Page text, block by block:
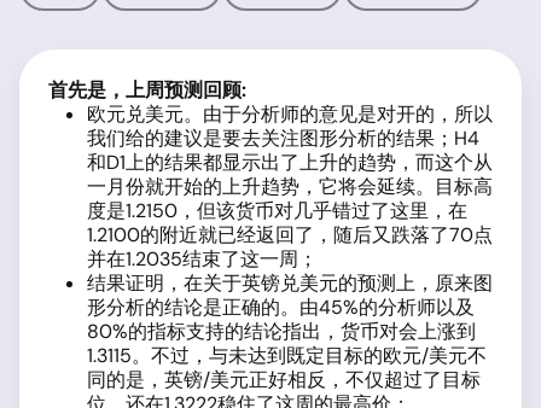
首先是，上周预测回顾:
欧元兑美元。由于分析师的意见是对开的，所以
我们给的建议是要去关注图形分析的结果；H4
和D1上的结果都显示出了上升的趋势，而这个从
一月份就开始的上升趋势，它将会延续。目标高
度是1.2150，但该货币对几乎错过了这里，在
1.2100的附近就已经返回了，随后又跌落了70点
并在1.2035结束了这一周；
结果证明，在关于英镑兑美元的预测上，原来图
形分析的结论是正确的。由45%的分析师以及
80%的指标支持的结论指出，货币对会上涨到
1.3115。不过，与未达到既定目标的欧元/美元不
同的是，英镑/美元正好相反，不仅超过了目标